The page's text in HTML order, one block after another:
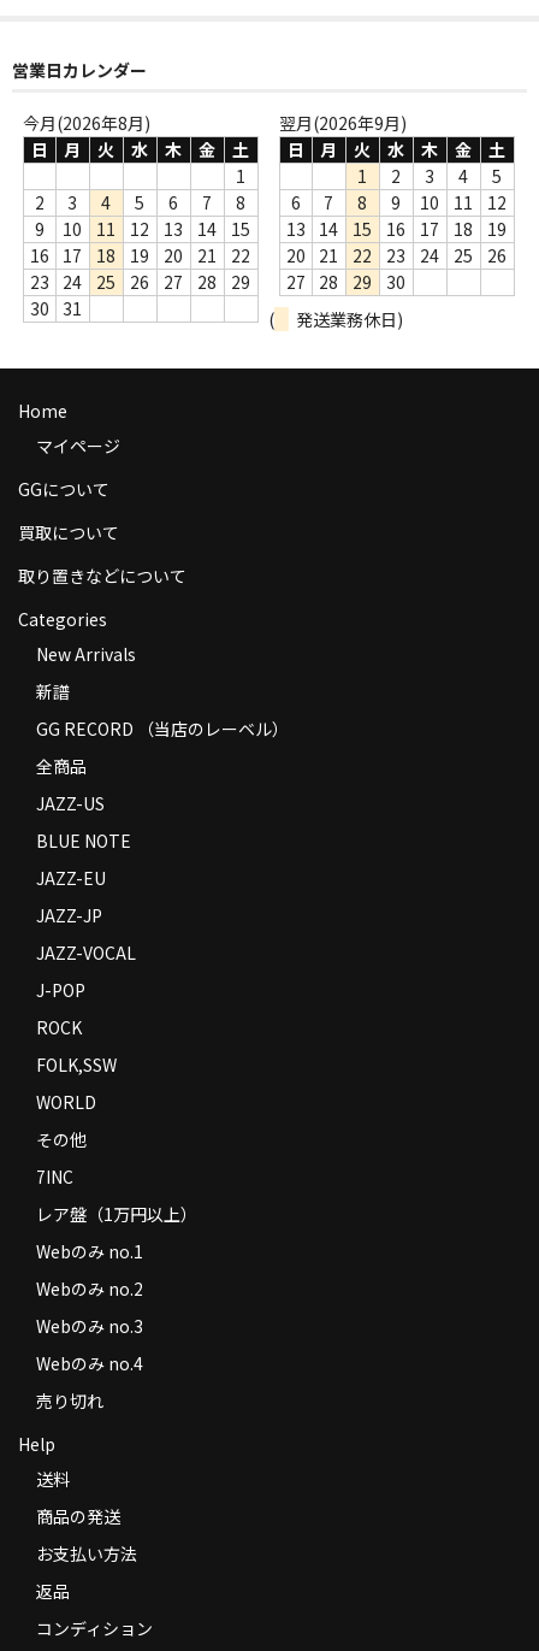
返品
コンディション
Privacy Policy
特定商取引法に基づく表示
営業日カレンダー
今月(2026年8月)
日
月 火 水 木 金
土
1
2
3 4 5 6 7
8
9
10 11 12 13 14
15
16
17 18 19 20 21
22
23
24 25 26 27 28
29
30
31
翌月(2026年9月)
日
月 火 水 木 金
土
1
2 3 4
5
6
7 8 9 10 11
12
13
14 15 16 17 18
19
20
21 22 23 24 25
26
27
28 29
30
(
発送業務休日)
Home
マイページ
GGについて
買取について
取り置きなどについて
Categories
New Arrivals
新譜
GG RECORD （当店のレーベル）
全商品
JAZZ-US
BLUE NOTE
JAZZ-EU
JAZZ-JP
JAZZ-VOCAL
J-POP
ROCK
FOLK,SSW
WORLD
その他
7INC
レア盤（1万円以上）
Webのみ no.1
Webのみ no.2
Webのみ no.3
Webのみ no.4
売り切れ
Help
送料
商品の発送
お支払い方法
返品
コンディション